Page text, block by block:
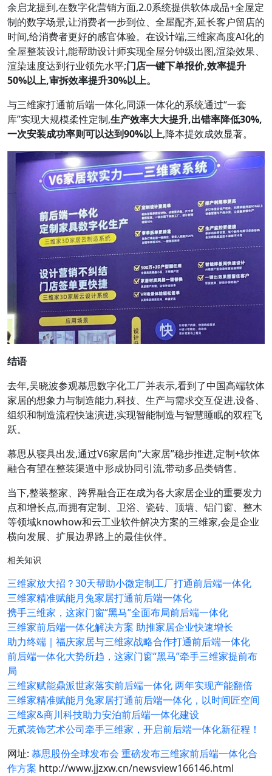
余启龙提到,在数字化营销方面,2.0系统提供软体成品+全屋定
制的数字场景,让消费者一步到位、全屋配齐,延长客户留店的
时间,给消费者更好的感官体验。在设计端,三维家高度AI化的
全屋整装设计,能帮助设计师实现全屋分钟级出图,渲染效果、
渲染速度达到行业领先水平;门店一键下单报价,效率提升
50%以上,审拆效率提升30%以上。
与三维家打通前后端一体化,同源一体化的系统通过“一套
库”实现大规模柔性定制,生产效率大大提升,出错率降低30%,
一次安装成功率则可以达到90%以上,降本提效成效显著。
结语
去年,吴晓波参观慕思数字化工厂并表示,看到了中国高端软体
家居的想象力与制造能力,科技、生产与需求交互促进,设备、
组织和制造流程快速演进,实现智能制造与智慧睡眠的双程飞
跃。
慕思从寝具出发,通过V6家居向“大家居”稳步推进,定制+软体
融合有望在整装渠道中形成协同引流,带动多品类销售。
当下,整装整家、跨界融合正在成为各大家居企业的重要发力
点和增长点,而拥有定制、卫浴、瓷砖、顶墙、铝门窗、整木
等领域knowhow和云工业软件解决方案的三维家,会是企业
横向发展、扩展边界路上的最佳伙伴。
相关知识
三维家放大招？30天帮助小微定制工厂打通前后端一体化
三维家精准赋能月兔家居打通前后端一体化
携手三维家，这家门窗“黑马”全面布局前后端一体化
三维家前后端一体化解决方案 助推家居企业快速增长
助力终端｜福庆家居与三维家战略合作打通前后端一体化
前后端一体化大势所趋，这家门窗“黑马”牵手三维家提前布
局
三维家赋能鼎派世家落实前后端一体化 两年实现产能翻倍
三维家精准赋能月兔家居打通前后端一体化，以时间匠空间
三维家&商川科技助力安泊前后端一体化建设
无贰装饰艺术公司牵手三维家，开启前后端一体化新征程！
网址: 慕思股份全球发布会 重磅发布三维家前后端一体化合
作方案 http://www.jjzxw.cn/newsview166146.html